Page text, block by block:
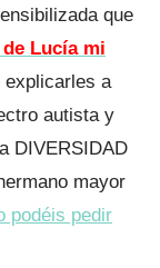
que
Lucía mi
explicarles a
autista y
DIVERSIDAD
mayor
podéis pedir